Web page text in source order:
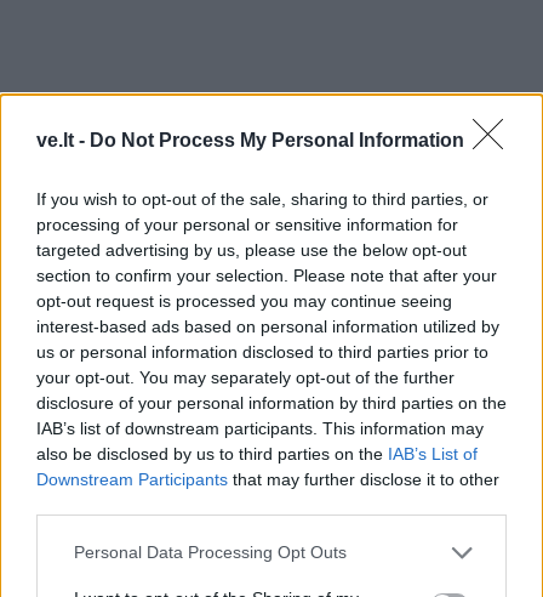
ve.lt - Do Not Process My Personal Information
If you wish to opt-out of the sale, sharing to third parties, or
processing of your personal or sensitive information for
targeted advertising by us, please use the below opt-out
section to confirm your selection. Please note that after your
opt-out request is processed you may continue seeing
interest-based ads based on personal information utilized by
us or personal information disclosed to third parties prior to
your opt-out. You may separately opt-out of the further
disclosure of your personal information by third parties on the
IAB’s list of downstream participants. This information may
also be disclosed by us to third parties on the IAB’s List of
Downstream Participants that may further disclose it to other
Personal Data Processing Opt Outs
Privačių bendrovių vadovai taip pat tikina, kad esant
dabartiniams paslaugos tarifams jie neturi finansinių
galimybių pirkti visiškai naujus autobusus.
"Net teoriškai tai neįmanoma. Naujas autobusas kone
milijoną litų kainuoja, - sakė bendrovės "Gintarinis
vairas" vadovas Raimondas Žeimys. - Įvertinus
ekonominis lygis. Šiuo metu mūsų perkami autobusai